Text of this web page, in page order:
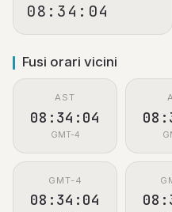
08:34:05
Fusi orari vicini
AST
08:34:05
GMT-4
GMT-4
08:34:05